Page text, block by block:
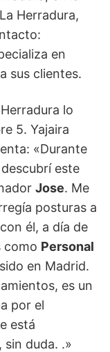
Herradura,
en
sus clientes.
lo
5. Yajaira
«Durante
este
Jose. Me
posturas a
él, a día de
como Personal
en Madrid.
es un
por el
está
sin duda. .»